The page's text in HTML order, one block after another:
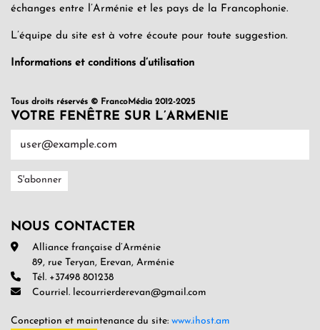
échanges entre l’Arménie et les pays de la Francophonie.
L’équipe du site est à votre écoute pour toute suggestion.
Informations et conditions d’utilisation
Tous droits réservés © FrancoMédia 2012-2025
VOTRE FENÊTRE SUR L’ARMENIE
NOUS CONTACTER
Alliance française d’Arménie
89, rue Teryan, Erevan, Arménie
Tél. +37498 801238
Courriel. lecourrierderevan@gmail.com
Conception et maintenance du site: www.ihost.am